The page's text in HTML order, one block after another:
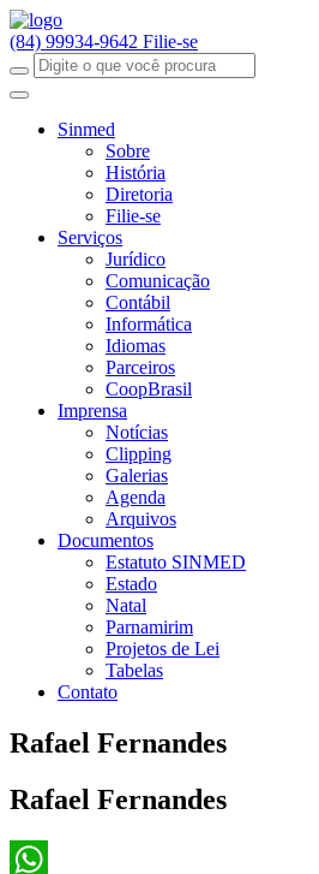
(84) 99934-9642 Filie-se
Sinmed
Sobre
História
Diretoria
Filie-se
Serviços
Jurídico
Comunicação
Contábil
Informática
Idiomas
Parceiros
CoopBrasil
Imprensa
Notícias
Clipping
Galerias
Agenda
Arquivos
Documentos
Estatuto SINMED
Estado
Natal
Parnamirim
Projetos de Lei
Tabelas
Contato
Rafael Fernandes
Rafael Fernandes